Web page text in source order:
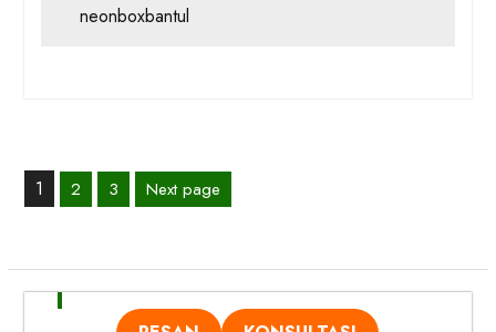
neonboxbantul
Paginasi
pos Page
1 Page
2 Page
3 Next page